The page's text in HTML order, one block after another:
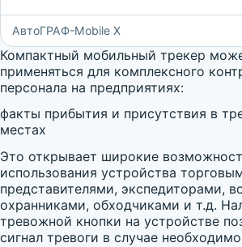
АвтоГРАФ-Mobile X
Компактный мобильный трекер
применяться для комплексного
персонала на предприятиях:
факты прибытия и присутствия в
местах
Это открывает широкие
использования устройства
представителями, экспедиторами,
охранниками, обходчиками и т.д.
тревожной кнопки на устройстве
сигнал тревоги в случае